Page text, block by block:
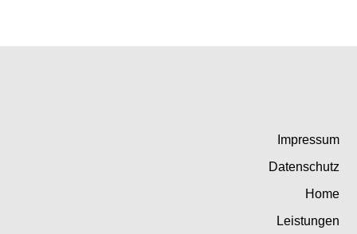
Impressum
Datenschutz
Home
Leistungen